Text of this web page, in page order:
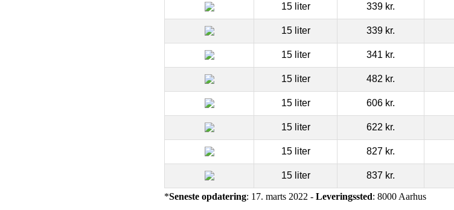
15 liter 339 kr.
15 liter 339 kr.
15 liter 341 kr.
15 liter 482 kr.
15 liter 606 kr.
15 liter 622 kr.
15 liter 827 kr.
15 liter 837 kr.
*Seneste opdatering: 17. marts 2022 - Leveringssted: 8000 Aarhus